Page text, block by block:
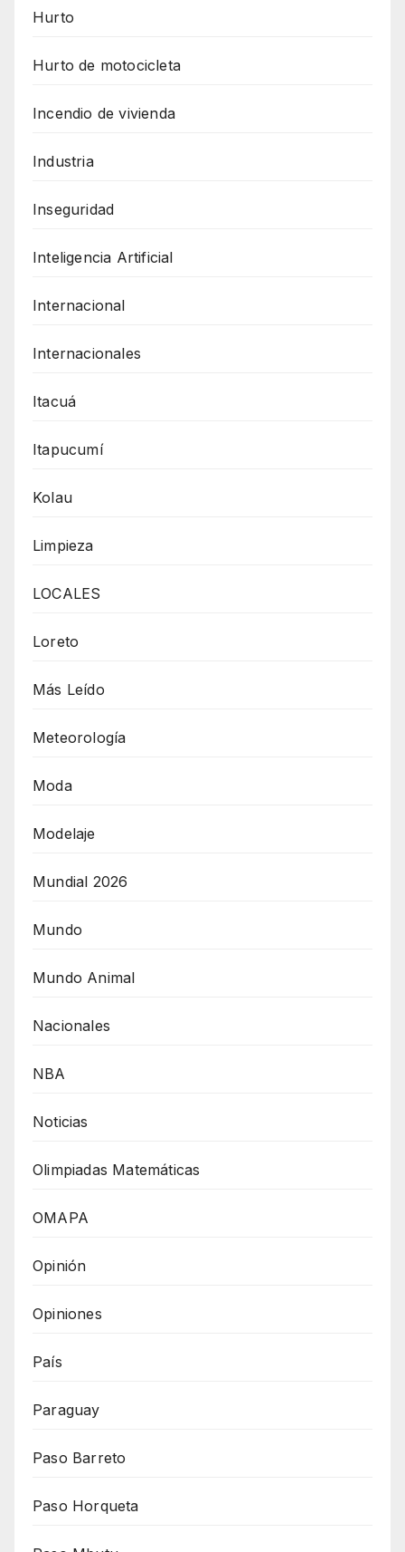
Hurto
Hurto de motocicleta
Incendio de vivienda
Industria
Inseguridad
Inteligencia Artificial
Internacional
Internacionales
Itacuá
Itapucumí
Kolau
Limpieza
LOCALES
Loreto
Más Leído
Meteorología
Moda
Modelaje
Mundial 2026
Mundo
Mundo Animal
Nacionales
NBA
Noticias
Olimpiadas Matemáticas
OMAPA
Opinión
Opiniones
País
Paraguay
Paso Barreto
Paso Horqueta